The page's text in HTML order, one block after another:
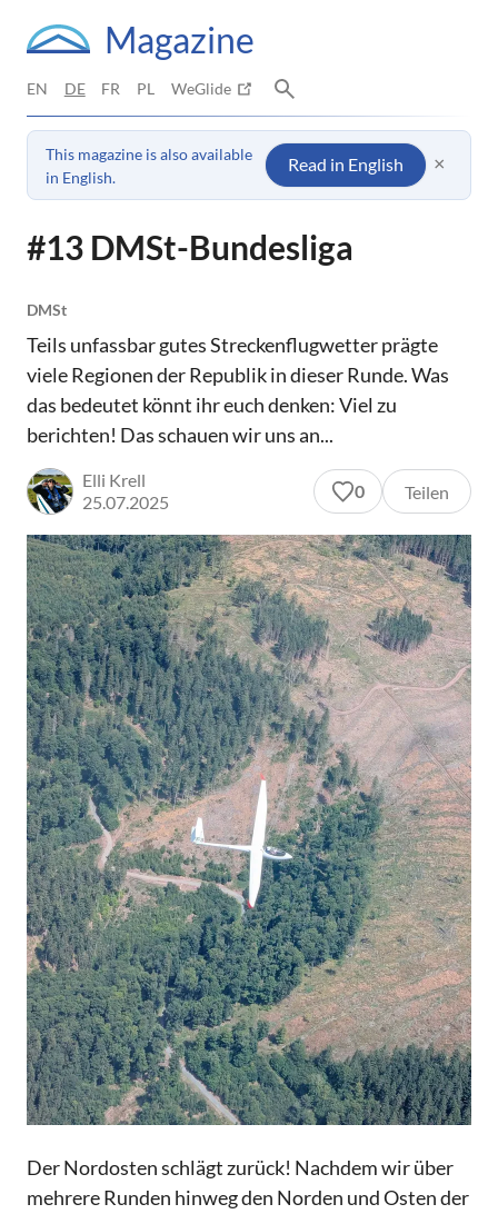
Magazine
EN DE FR PL WeGlide
This magazine is also available
in English.
Read in English ×
#13 DMSt-Bundesliga
DMSt
Teils unfassbar gutes Streckenflugwetter prägte
viele Regionen der Republik in dieser Runde. Was
das bedeutet könnt ihr euch denken: Viel zu
berichten! Das schauen wir uns an...
Elli Krell
25.07.2025
0 Teilen
Der Nordosten schlägt zurück! Nachdem wir über
mehrere Runden hinweg den Norden und Osten der